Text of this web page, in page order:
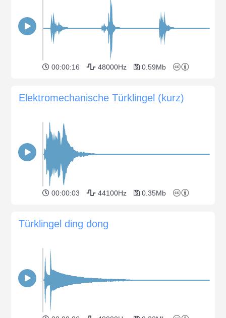
00:00:16 48000Hz 0.59Mb
Elektromechanische Türklingel (kurz)
00:00:03 44100Hz 0.35Mb
Türklingel ding dong